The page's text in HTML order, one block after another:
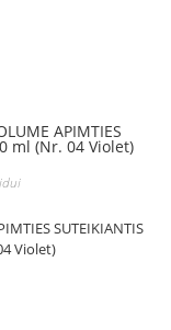
SUTEIKIANTIS
Violet)